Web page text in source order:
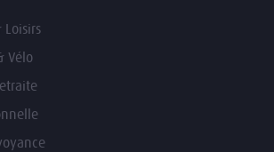
Vélo